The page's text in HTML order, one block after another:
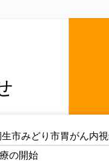
市みどり市胃がん内
の開始